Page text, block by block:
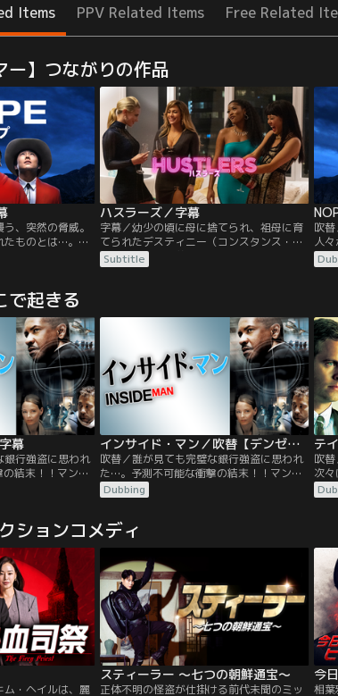
Items PPV Related Items Free Related
ー】つながりの作品
、突然の脅威。
たものとは…。最
き父から、牧場
故死をいまだに
、そんな“最悪の
うか？何より、
目にした飛行物体
ハスラーズ／字幕
字幕／幼少の頃に母に捨てられ、祖母に育
てられたデスティニー（コンスタンス・ウ
ー）は、祖母を養うため、ストリップクラ
ブで働き始める。そこでトップダンサーと
うになる。しかし2008 年に起きた金融危
Subtitle
吹
人
悪の
を受
OJ
を
で起きる
幕
銀行強盗に思われ
結末！！マンハ
発生！頭脳明晰
、ダルトンは人
からず当惑する
代見聞の“完全犯
インサイド・マン／吹替【デンゼル・ワシントン＋クライブ・オーウェン】【スパイク・リー監督】
吹替／誰が見ても完璧な銀行強盗に思われ
た…。予測不可能な衝撃の結末！！マンハ
ッタンの銀行で強盗事件が発生！頭脳明晰
な犯人グループのリーダー、ダルトンは人
乱する。交渉の糸口が見つからず当惑する
捜査官フレイジャー。前代見聞の“完全犯
罪”の謎とは…！？
Dubbing
テ
吹替
次
ジャ
いる
警察
し
る。
ションコメディ
ム・ヘイルは、麗
スティーラー ～七つの朝鮮通宝～
正体不明の怪盗が仕掛ける前代未聞のミッ
今
相葉